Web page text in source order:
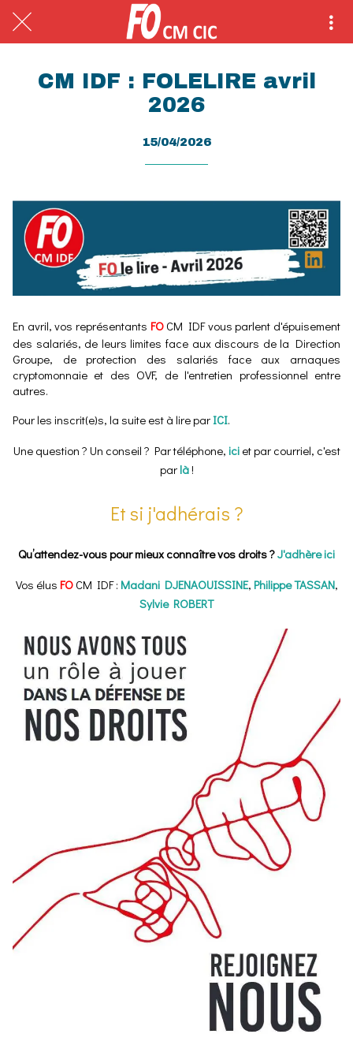
CM IDF : FOLELIRE avril
2026
15/04/2026
En avril, vos représentants FOCM IDF vous parlent d'épuisement
des salariés, de leurs limites face aux discours de la Direction
Groupe, de protection des salariés face aux arnaques
cryptomonnaie et des OVF, de l'entretien professionnel entre
autres.
Pour les inscrit(e)s, la suite est à lire par ICI.
Une question ? Un conseil ? Par téléphone, iciet par courriel, c'est
par là!
Et si j'adhérais ?
Qu’attendez-vous pour mieux connaître vos droits ?J'adhère ici
Vos élus FOCM IDF : Madani DJENAOUISSINE, Philippe TASSAN,
Sylvie ROBERT